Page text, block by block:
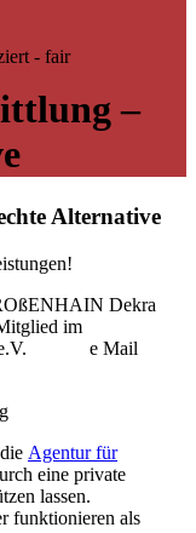
- fair
–
Alternative
Dekra
im
e.V. e Mail
Agentur für
eine private
lassen.
funktionieren als